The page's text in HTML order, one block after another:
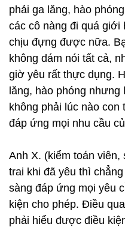
phải ga lăng, hào
các cô nàng đi quá giới
chịu đựng được nữa.
không dám nói tất cả,
giờ yêu rất thực dụng.
lăng, hào phóng
không phải lúc nào con
đáp ứng mọi nhu cầu
Anh X. (kiểm toán viên,
trai khi đã yêu thì
sàng đáp ứng mọi yêu
kiện cho phép. Điều
phải hiểu được điều